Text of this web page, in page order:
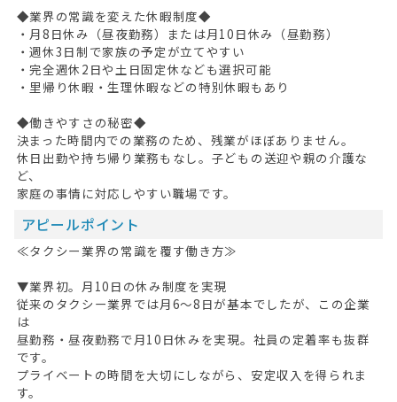
◆業界の常識を変えた休暇制度◆
・月8日休み（昼夜勤務）または月10日休み（昼勤務）
・週休3日制で家族の予定が立てやすい
・完全週休2日や土日固定休なども選択可能
・里帰り休暇・生理休暇などの特別休暇もあり
◆働きやすさの秘密◆
決まった時間内での業務のため、残業がほぼありません。
休日出勤や持ち帰り業務もなし。子どもの送迎や親の介護な
ど、
家庭の事情に対応しやすい職場です。
アピールポイント
≪タクシー業界の常識を覆す働き方≫
▼業界初。月10日の休み制度を実現
従来のタクシー業界では月6～8日が基本でしたが、この企業
は
昼勤務・昼夜勤務で月10日休みを実現。社員の定着率も抜群
です。
プライベートの時間を大切にしながら、安定収入を得られま
す。